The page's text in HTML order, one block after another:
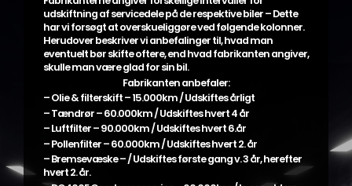
udskiftning af servicedele på de respektive biler – Dette
har vi forsøgt at overskueliggøre ved følgende kolonner.
Herudover beskriver vi anbefalinger til, hvad man
eventuelt bør skifte oftere, end hvad fabrikanten angiver,
skulle man være glad for sin bil.
Fabrikanten anbefaler:
– Olie & filterskift – 15.000km / Udskiftes årligt
– Tændrør – 60.000km / Udskiftes hvert 4 år
– Luftfilter – 90.000km / Udskiftes hvert 6.år
– Pollenfilter – 60.000km / Udskiftes hvert 2. år
– Bremsevæske – / Udskiftes første gang v. 3 år, herefter
hvert 2. år.